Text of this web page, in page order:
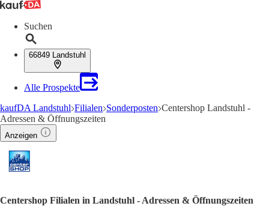
Suchen
66849 Landstuhl
Alle Prospekte
kaufDA Landstuhl Filialen Sonderposten Centershop Landstuhl -
Adressen & Öffnungszeiten
Anzeigen
Centershop Filialen in Landstuhl - Adressen & Öffnungszeiten